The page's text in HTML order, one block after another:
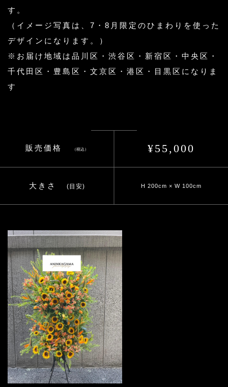
す。
（イメージ写真は、7・8月限定のひまわりを使った
デザインになります。）
※お届け地域は品川区・渋谷区・新宿区・中央区・
千代田区・豊島区・文京区・港区・目黒区になりま
す
販売価格 （税込） ¥55,000
大きさ (目安) H 200cm × W 100cm